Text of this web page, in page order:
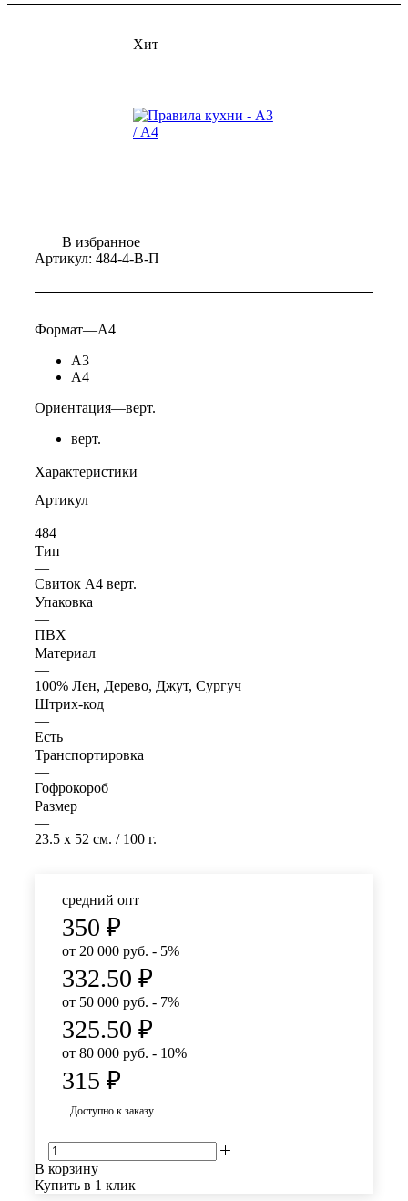
Хит
В избранное
Артикул: 484-4-В-П
Формат—А4
А3
А4
Ориентация—верт.
верт.
Характеристики
Артикул
—
484
Тип
—
Свиток А4 верт.
Упаковка
—
ПВХ
Материал
—
100% Лен, Дерево, Джут, Сургуч
Штрих-код
—
Есть
Транспортировка
—
Гофрокороб
Размер
—
23.5 x 52 см. / 100 г.
средний опт
350 ₽
от 20 000 руб. - 5%
332.50 ₽
от 50 000 руб. - 7%
325.50 ₽
от 80 000 руб. - 10%
315 ₽
Доступно к заказу
В корзину
Купить в 1 клик